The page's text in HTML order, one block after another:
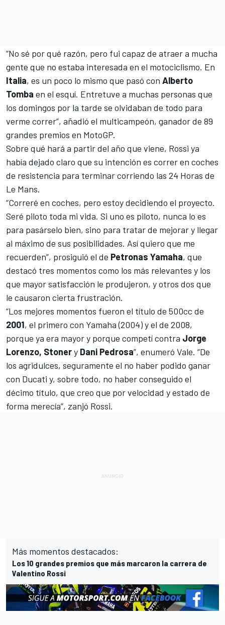
“No sé por qué razón, pero fui capaz de atraer a mucha
gente que no estaba interesada en el motociclismo. En
Italia, es un poco lo mismo que pasó con Alberto
Tomba en el esquí. Entretuve a muchas personas que
los domingos por la tarde se olvidaban de todo para
verme correr”, añadió el multicampeón, ganador de 89
grandes premios en MotoGP.
Sobre qué hará a partir del año que viene, Rossi ya
había dejado claro que su intención es correr en coches
de resistencia para terminar corriendo las 24 Horas de
Le Mans.
“Correré en coches, pero estoy decidiendo el proyecto.
Seré piloto toda mi vida. Si uno es piloto, nunca lo es
para pasárselo bien, sino para tratar de mejorar y llegar
al máximo de sus posibilidades. Así quiero que me
recuerden”, prosiguió el de Petronas Yamaha, que
destacó tres momentos como los más relevantes y los
que mayor satisfacción le produjeron, y otros dos que
le causaron cierta frustración.
“Los mejores momentos fueron el título de 500cc de
2001, el primero con Yamaha (2004) y el de 2008,
porque ya era mayor y porque competí contra Jorge
Lorenzo, Stonery Dani Pedrosa”, enumeró Vale. “De
los agridulces, seguramente el no haber podido ganar
con Ducati y, sobre todo, no haber conseguido el
décimo título, que creo que por velocidad y estado de
forma merecía”, zanjó Rossi.
Más momentos destacados:
Los 10 grandes premios que más marcaron la carrera de
Valentino Rossi